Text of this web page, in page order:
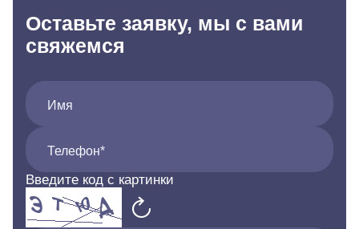
Оставьте заявку, мы с вами
свяжемся
Имя
Телефон*
Введите код с картинки